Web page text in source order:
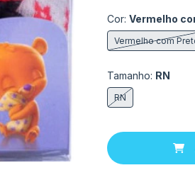
Cor: Vermelho
Vermelho com
Tamanho: RN
RN